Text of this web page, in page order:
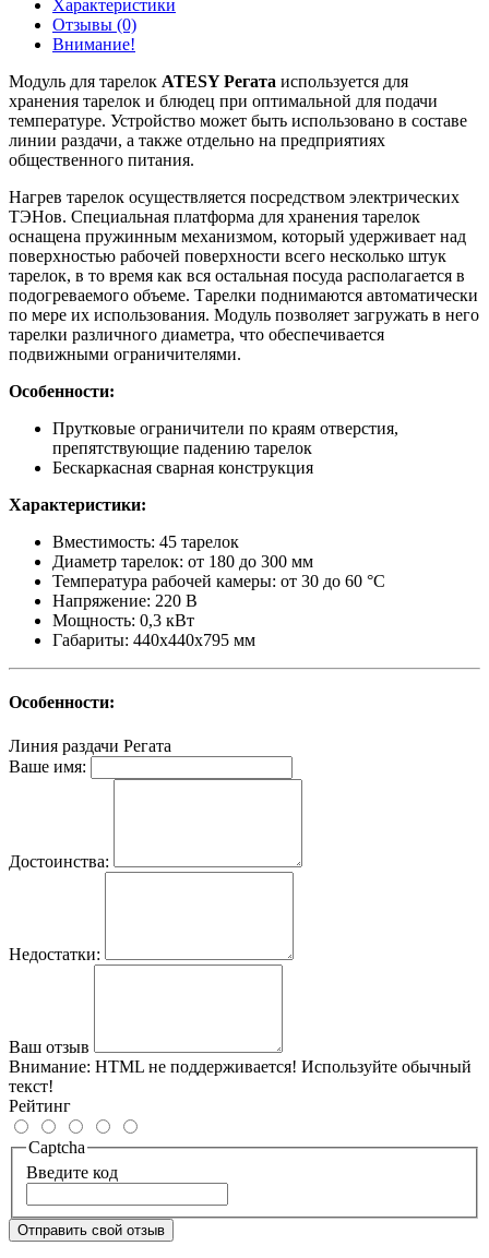
Характеристики
Отзывы (0)
Внимание!
Модуль для тарелок ATESY Регата используется для
хранения тарелок и блюдец при оптимальной для подачи
температуре. Устройство может быть использовано в составе
линии раздачи, а также отдельно на предприятиях
общественного питания.
Нагрев тарелок осуществляется посредством электрических
ТЭНов. Специальная платформа для хранения тарелок
оснащена пружинным механизмом, который удерживает над
поверхностью рабочей поверхности всего несколько штук
тарелок, в то время как вся остальная посуда располагается в
подогреваемого объеме. Тарелки поднимаются автоматически
по мере их использования. Модуль позволяет загружать в него
тарелки различного диаметра, что обеспечивается
подвижными ограничителями.
Особенности:
Прутковые ограничители по краям отверстия,
препятствующие падению тарелок
Бескаркасная сварная конструкция
Характеристики:
Вместимость: 45 тарелок
Диаметр тарелок: от 180 до 300 мм
Температура рабочей камеры: от 30 до 60 °С
Напряжение: 220 В
Мощность: 0,3 кВт
Габариты: 440х440х795 мм
Особенности:
Линия раздачи Регата
Ваше имя:
Достоинства:
Недостатки:
Ваш отзыв
Внимание: HTML не поддерживается! Используйте обычный
текст!
Рейтинг
Captcha
Введите код
Отправить свой отзыв